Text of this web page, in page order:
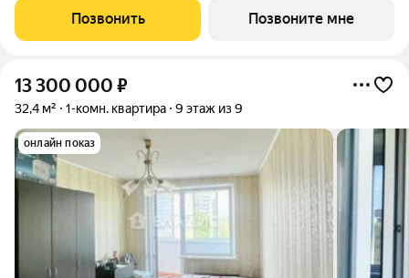
обслуживанием, располагается в районе Черёмушки на Юго-
Западе Москвы. Архитектура от
Позвонить Позвоните мне
13 300 000 ₽
32,4 м² 1-комн. квартира 9 этаж из 9
онлайн показ